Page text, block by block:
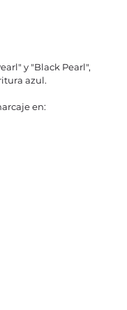
y "Black Pearl",
azul.
en: